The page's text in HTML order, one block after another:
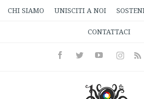
CHI SIAMO UNISCITI A NOI
CONTATTACI
FacebookTwitterYoutubeInstagram